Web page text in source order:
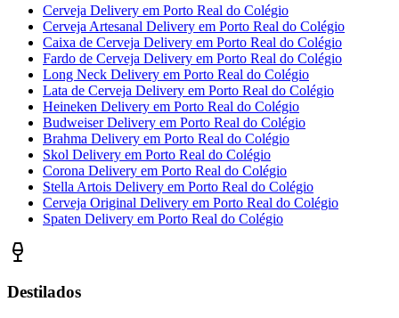
Cerveja Delivery em Porto Real do Colégio
Cerveja Artesanal Delivery em Porto Real do Colégio
Caixa de Cerveja Delivery em Porto Real do Colégio
Fardo de Cerveja Delivery em Porto Real do Colégio
Long Neck Delivery em Porto Real do Colégio
Lata de Cerveja Delivery em Porto Real do Colégio
Heineken Delivery em Porto Real do Colégio
Budweiser Delivery em Porto Real do Colégio
Brahma Delivery em Porto Real do Colégio
Skol Delivery em Porto Real do Colégio
Corona Delivery em Porto Real do Colégio
Stella Artois Delivery em Porto Real do Colégio
Cerveja Original Delivery em Porto Real do Colégio
Spaten Delivery em Porto Real do Colégio
Destilados